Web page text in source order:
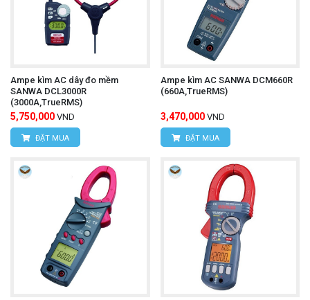
Ampe kìm AC dây đo mềm
SANWA DCL3000R
(3000A,TrueRMS)
5,750,000 VND
ĐẶT MUA
Ampe kìm AC SANWA DCM660R
(660A,TrueRMS)
3,470,000 VND
ĐẶT MUA